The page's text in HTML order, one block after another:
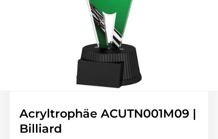
Acryltrophäe ACUTN001M09 |
Billiard